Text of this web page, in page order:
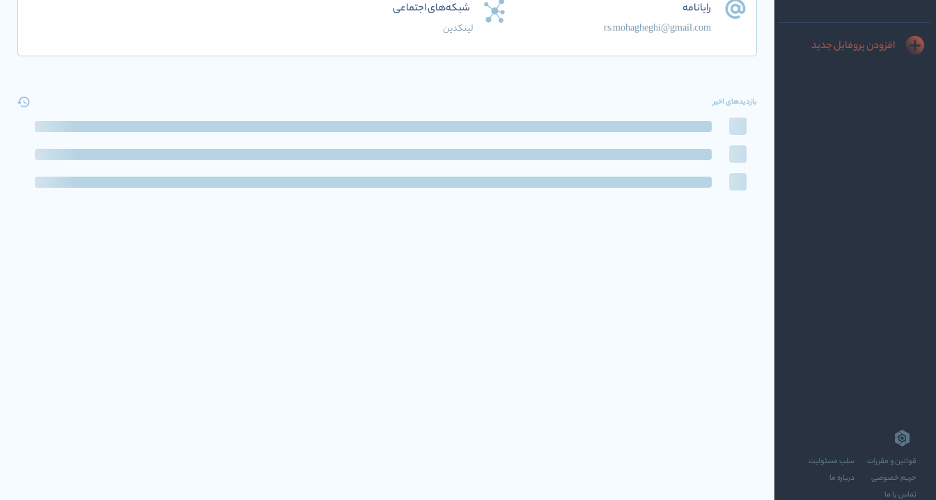
افزودن پروفایل جدید
قوانین و مقررات
سلب مسئولیت
حریم خصوصی
درباره ما
تماس با ما
رایانامه
rs.mohagheghi@gmail.com
شبکه‌های اجتماعی
لینکدین
بازدیدهای اخیر